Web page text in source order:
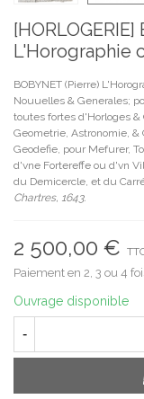
[HORLOGERIE]
L'Horographie
BOBYNET (Pierre)
Nouuelles & Generales;
toutes fortes d'Horloges &
Geometrie, Astronomie,
Geodefie, pour Mefurer,
d'vne Fortereffe ou d'vn
du Demicercle, et du
Chartres, 1643.
2 500,00 €
Paiement en 2, 3 ou 4
Ouvrage disponible
-